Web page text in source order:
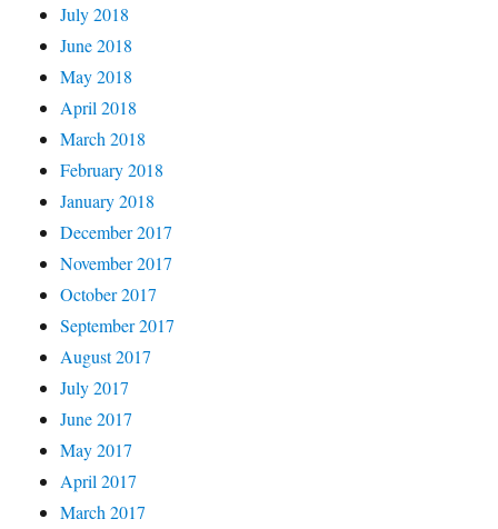
July 2018
June 2018
May 2018
April 2018
March 2018
February 2018
January 2018
December 2017
November 2017
October 2017
September 2017
August 2017
July 2017
June 2017
May 2017
April 2017
March 2017